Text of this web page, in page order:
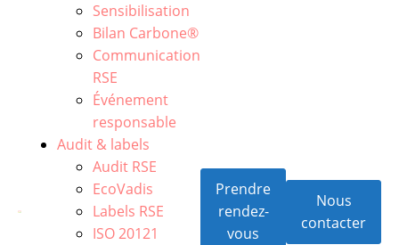
Sensibilisation
Bilan Carbone®
Communication
RSE
Événement
responsable
Audit & labels
Audit RSE
EcoVadis
Labels RSE
ISO 20121
Prendre
rendez-
vous
Nous
contacter